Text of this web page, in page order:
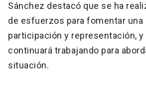
Sánchez destacó que se ha
de esfuerzos para fomentar una
participación y representación,
continuará trabajando para
situación.